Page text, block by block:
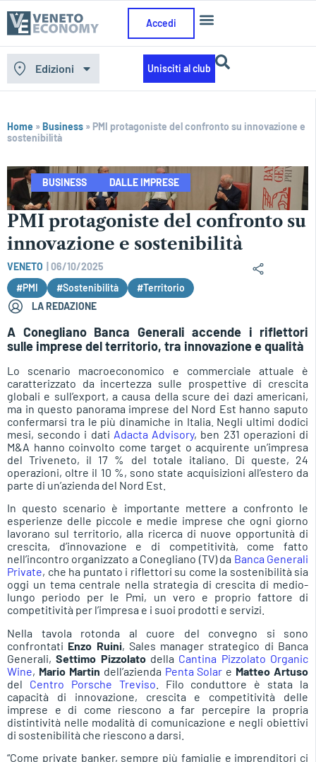
Accedi
Edizioni Unisciti al club
Home »Business » PMI protagoniste del confronto su innovazione e
sostenibilità
BUSINESS DALLE IMPRESE
PMI protagoniste del confronto su
innovazione e sostenibilità
VENETO
06/10/2025
#PMI
#Sostenibilità
#Territorio
LA REDAZIONE
A Conegliano Banca Generali accende i riflettori
sulle imprese del territorio, tra innovazione e qualità
Lo scenario macroeconomico e commerciale attuale è
caratterizzato da incertezza sulle prospettive di crescita
globali e sull’export, a causa della scure dei dazi americani,
ma in questo panorama imprese del Nord Est hanno saputo
confermarsi tra le più dinamiche in Italia. Negli ultimi dodici
mesi, secondo i dati Adacta Advisory, ben 231 operazioni di
M&A hanno coinvolto come target o acquirente un’impresa
del Triveneto, il 17 % del totale italiano. Di queste, 24
operazioni, oltre il 10 %, sono state acquisizioni all’estero da
parte di un’azienda del Nord Est.
In questo scenario è importante mettere a confronto le
esperienze delle piccole e medie imprese che ogni giorno
lavorano sul territorio, alla ricerca di nuove opportunità di
crescita, d’innovazione e di competitività, come fatto
nell’incontro organizzato a Conegliano (TV) da Banca Generali
Private, che ha puntato i riflettori su come la sostenibilità sia
oggi un tema centrale nella strategia di crescita di medio-
lungo periodo per le Pmi, un vero e proprio fattore di
competitività per l’impresa e i suoi prodotti e servizi.
Nella tavola rotonda al cuore del convegno si sono
confrontati Enzo Ruini, Sales manager strategico di Banca
Generali,Settimo Pizzolatodella Cantina Pizzolato Organic
Wine, Mario Martin dell’azienda Penta Solar e Matteo Artuso
del Centro Porsche Treviso . Filo conduttore è stata la
capacità di innovazione, crescita e competitività delle
imprese e di come riescono a far percepire la propria
distintività nelle modalità di comunicazione e negli obiettivi
di sostenibilità che riescono a darsi.
“Come private banker, sempre più famiglie e imprenditori ci